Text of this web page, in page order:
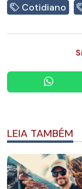
Cotidiano
LEIA TAMBÉM